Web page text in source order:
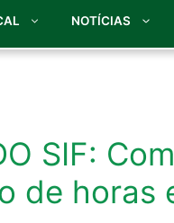
NOTÍCIAS
SIF:
de horas